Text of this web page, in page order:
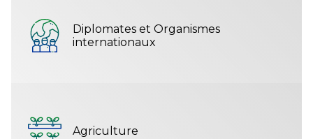
Diplomates et Organismes
internationaux
Agriculture